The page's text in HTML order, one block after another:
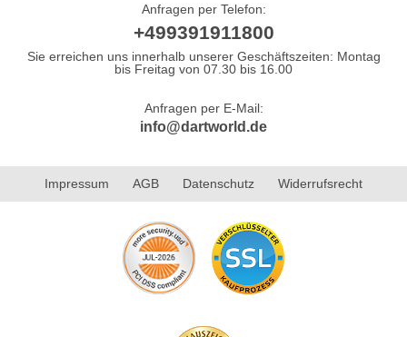
Anfragen per Telefon:
+499391911800
Sie erreichen uns innerhalb unserer Geschäftszeiten: Montag
bis Freitag von 07.30 bis 16.00
Anfragen per E-Mail:
info@dartworld.de
Impressum AGB Datenschutz Widerrufsrecht